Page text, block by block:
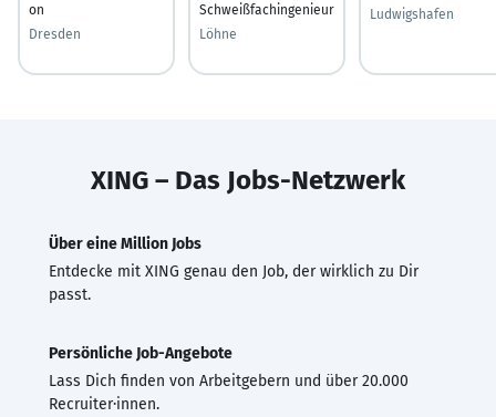
on
Dresden
Schweißfachingenieur
Löhne
Ludwigshafen
XING – Das Jobs-Netzwerk
Über eine Million Jobs
Entdecke mit XING genau den Job, der wirklich zu Dir
passt.
Persönliche Job-Angebote
Lass Dich finden von Arbeitgebern und über 20.000
Recruiter·innen.